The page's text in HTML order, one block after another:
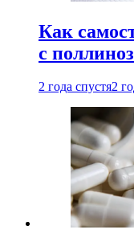
Как
с
2 года спустя2